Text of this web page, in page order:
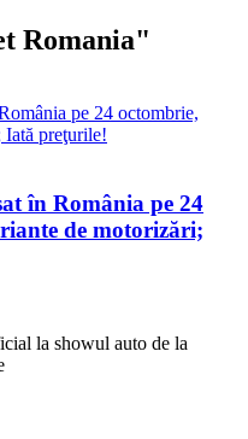
Romania"
în România pe 24
de motorizări;
la showul auto de la